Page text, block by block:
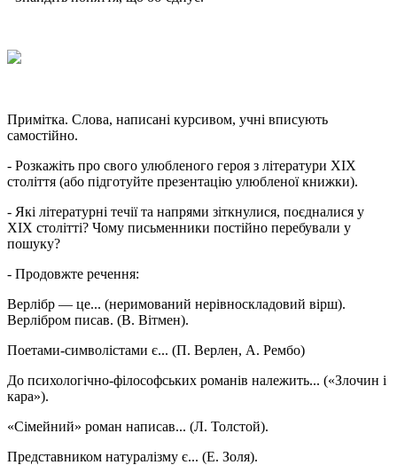
Примітка. Слова, написані курсивом, учні вписують
самостійно.
- Розкажіть про свого улюбленого героя з літератури ХІХ
століття (або підготуйте презентацію улюбленої книжки).
- Які літературні течії та напрями зіткнулися, поєдналися у
ХІХ столітті? Чому письменники постійно перебували у
пошуку?
- Продовжте речення:
Верлібр — це... (неримований нерівноскладовий вірш).
Верлібром писав. (В. Вітмен).
Поетами-символістами є... (П. Верлен, А. Рембо)
До психологічно-філософських романів належить... («Злочин і
кара»).
«Сімейний» роман написав... (Л. Толстой).
Представником натуралізму є... (Е. Золя).